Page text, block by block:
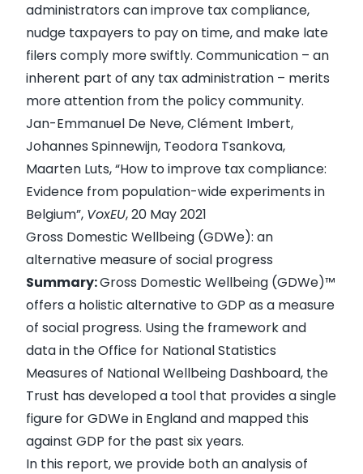
administrators can improve tax compliance,
nudge taxpayers to pay on time, and make late
filers comply more swiftly. Communication – an
inherent part of any tax administration – merits
more attention from the policy community.
Jan-Emmanuel De Neve, Clément Imbert,
Johannes Spinnewijn, Teodora Tsankova,
Maarten Luts, “How to improve tax compliance:
Evidence from population-wide experiments in
Belgium”, VoxEU, 20 May 2021
Gross Domestic Wellbeing (GDWe): an
alternative measure of social progress
Summary:Gross Domestic Wellbeing (GDWe)™
offers a holistic alternative to GDP as a measure
of social progress. Using the framework and
data in the Office for National Statistics
Measures of National Wellbeing Dashboard, the
Trust has developed a tool that provides a single
figure for GDWe in England and mapped this
against GDP for the past six years.
In this report, we provide both an analysis of